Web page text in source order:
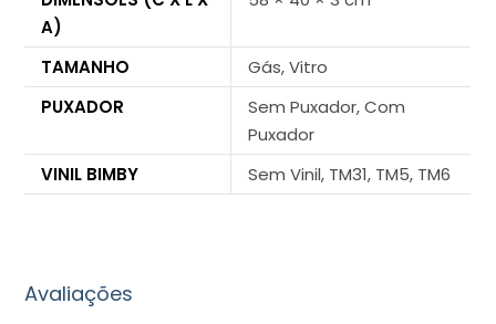
A)
TAMANHO
Gás, Vitro
PUXADOR
Sem Puxador, Com
Puxador
VINIL BIMBY
Sem Vinil, TM31, TM5, TM6
Avaliações